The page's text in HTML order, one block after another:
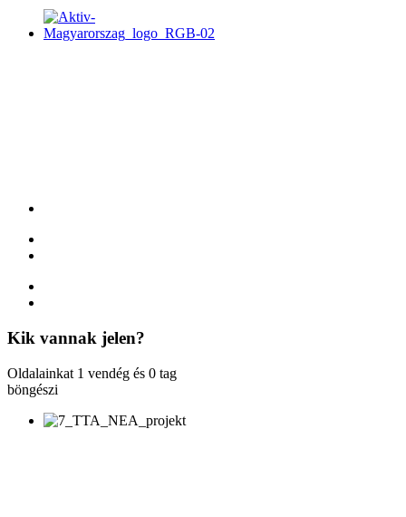
Kik vannak jelen?
Oldalainkat 1 vendég és 0 tag
böngészi